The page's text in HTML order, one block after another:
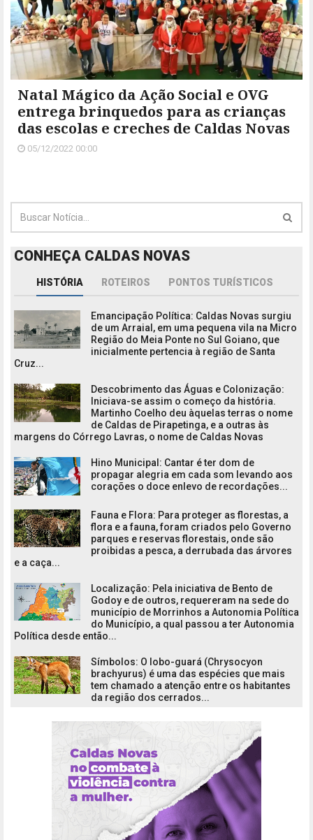
Natal Mágico da Ação Social e OVG
entrega brinquedos para as crianças
das escolas e creches de Caldas Novas
05/12/2022 00:00
CONHEÇA CALDAS NOVAS
HISTÓRIA ROTEIROS PONTOS TURÍSTICOS
Emancipação Política: Caldas Novas surgiu
de um Arraial, em uma pequena vila na Micro
Região do Meia Ponte no Sul Goiano, que
inicialmente pertencia à região de Santa
Cruz...
Descobrimento das Águas e Colonização:
Iniciava-se assim o começo da história.
Martinho Coelho deu àquelas terras o nome
de Caldas de Pirapetinga, e a outras às
margens do Córrego Lavras, o nome de Caldas Novas
Hino Municipal: Cantar é ter dom de
propagar alegria em cada som levando aos
corações o doce enlevo de recordações...
Fauna e Flora: Para proteger as florestas, a
flora e a fauna, foram criados pelo Governo
parques e reservas florestais, onde são
proibidas a pesca, a derrubada das árvores
e a caça...
Localização: Pela iniciativa de Bento de
Godoy e de outros, requereram na sede do
município de Morrinhos a Autonomia Política
do Município, a qual passou a ter Autonomia
Política desde então...
Símbolos: O lobo-guará (Chrysocyon
brachyurus) é uma das espécies que mais
tem chamado a atenção entre os habitantes
da região dos cerrados...